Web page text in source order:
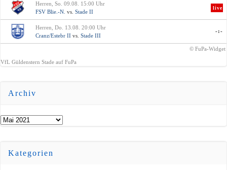
Herren, So. 09.08. 15:00 Uhr
FSV Blie.-N. vs. Stade II
live
Herren, Do. 13.08. 20:00 Uhr
Cranz/Estebr II vs. Stade III
-:-
© FuPa-Widget
VfL Güldenstern Stade auf FuPa
Archiv
Archiv
Kategorien